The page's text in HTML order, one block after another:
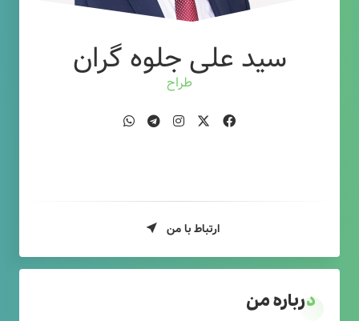
سید علی جلوه گران
طراح وب
ارتباط با من
درباره من